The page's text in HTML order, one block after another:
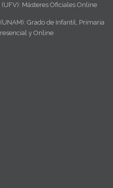
Másteres Oficiales Online
Grado de Infantil, Primaria
y Online